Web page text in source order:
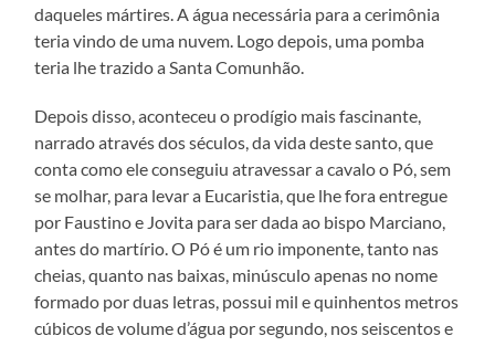
daqueles mártires. A água necessária para a cerimônia
teria vindo de uma nuvem. Logo depois, uma pomba
teria lhe trazido a Santa Comunhão.
Depois disso, aconteceu o prodígio mais fascinante,
narrado através dos séculos, da vida deste santo, que
conta como ele conseguiu atravessar a cavalo o Pó, sem
se molhar, para levar a Eucaristia, que lhe fora entregue
por Faustino e Jovita para ser dada ao bispo Marciano,
antes do martírio. O Pó é um rio imponente, tanto nas
cheias, quanto nas baixas, minúsculo apenas no nome
formado por duas letras, possui mil e quinhentos metros
cúbicos de volume d’água por segundo, nos seiscentos e